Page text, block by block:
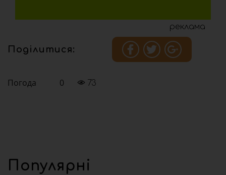
реклама
Поділитися:
Погода 0 73
Популярні